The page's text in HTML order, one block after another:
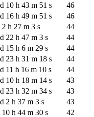
10 h 43 m 51 s
46
16 h 49 m 51 s
46
2 h 27 m 3 s
44
22 h 47 m 3 s
44
15 h 6 m 29 s
44
23 h 31 m 18 s
44
11 h 16 m 10 s
44
10 h 18 m 14 s
43
23 h 32 m 34 s
43
2 h 37 m 3 s
43
10 h 44 m 30 s
42